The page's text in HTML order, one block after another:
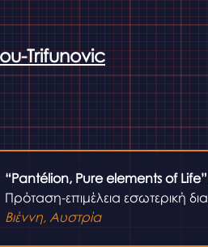
Trifunovic
“Pantélion, Pure elements of
Πρόταση-επιμέλεια εσωτερική
Βιέννη, Αυστρία